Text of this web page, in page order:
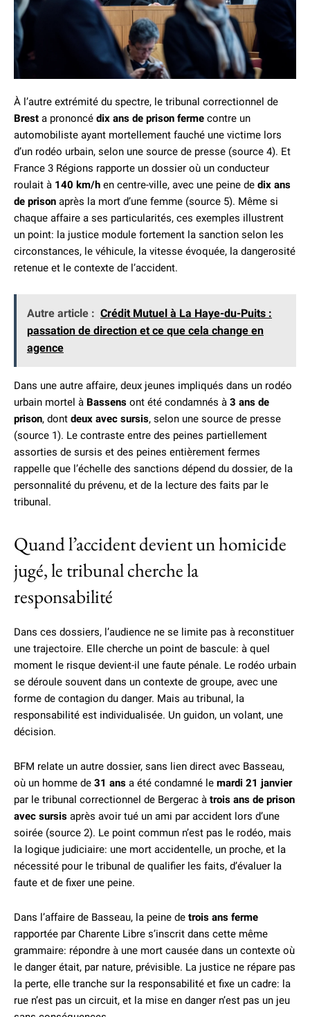
À l’autre extrémité du spectre, le tribunal correctionnel de
Brest a prononcé dix ans de prison ferme contre un
automobiliste ayant mortellement fauché une victime lors
d’un rodéo urbain, selon une source de presse (source 4). Et
France 3 Régions rapporte un dossier où un conducteur
roulait à 140 km/h en centre-ville, avec une peine de dix ans
de prison après la mort d’une femme (source 5). Même si
chaque affaire a ses particularités, ces exemples illustrent
un point: la justice module fortement la sanction selon les
circonstances, le véhicule, la vitesse évoquée, la dangerosité
retenue et le contexte de l’accident.
Autre article : Crédit Mutuel à La Haye-du-Puits :
passation de direction et ce que cela change en
agence
Dans une autre affaire, deux jeunes impliqués dans un rodéo
urbain mortel à Bassens ont été condamnés à 3 ans de
prison, dont deux avec sursis, selon une source de presse
(source 1). Le contraste entre des peines partiellement
assorties de sursis et des peines entièrement fermes
rappelle que l’échelle des sanctions dépend du dossier, de la
personnalité du prévenu, et de la lecture des faits par le
tribunal.
Quand l’accident devient un homicide
jugé, le tribunal cherche la
responsabilité
Dans ces dossiers, l’audience ne se limite pas à reconstituer
une trajectoire. Elle cherche un point de bascule: à quel
moment le risque devient-il une faute pénale. Le rodéo urbain
se déroule souvent dans un contexte de groupe, avec une
forme de contagion du danger. Mais au tribunal, la
responsabilité est individualisée. Un guidon, un volant, une
décision.
BFM relate un autre dossier, sans lien direct avec Basseau,
où un homme de 31 ans a été condamné le mardi 21 janvier
par le tribunal correctionnel de Bergerac à trois ans de prison
avec sursis après avoir tué un ami par accident lors d’une
soirée (source 2). Le point commun n’est pas le rodéo, mais
la logique judiciaire: une mort accidentelle, un proche, et la
nécessité pour le tribunal de qualifier les faits, d’évaluer la
faute et de fixer une peine.
Dans l’affaire de Basseau, la peine de trois ans ferme
rapportée par Charente Libre s’inscrit dans cette même
grammaire: répondre à une mort causée dans un contexte où
le danger était, par nature, prévisible. La justice ne répare pas
la perte, elle tranche sur la responsabilité et fixe un cadre: la
rue n’est pas un circuit, et la mise en danger n’est pas un jeu